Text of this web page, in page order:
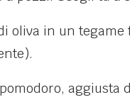
oliva in un tegame
aggiusta